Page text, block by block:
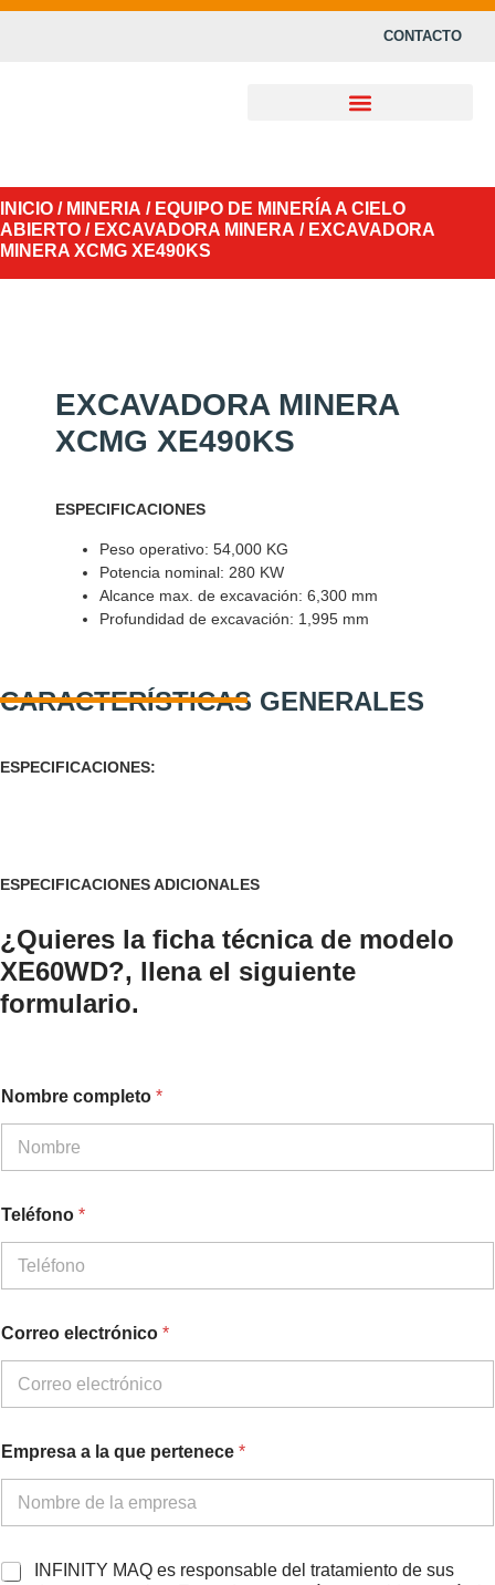
CONTACTO
INICIO / MINERIA / EQUIPO DE MINERÍA A CIELO
ABIERTO / EXCAVADORA MINERA / EXCAVADORA
MINERA XCMG XE490KS
EXCAVADORA MINERA
XCMG XE490KS
ESPECIFICACIONES
Peso operativo: 54,000 KG
Potencia nominal: 280 KW
Alcance max. de excavación: 6,300 mm
Profundidad de excavación: 1,995 mm
CARACTERÍSTICAS GENERALES
ESPECIFICACIONES:
ESPECIFICACIONES ADICIONALES
¿Quieres la ficha técnica de modelo
XE60WD?, llena el siguiente
formulario.
Nombre completo *
Teléfono *
Correo electrónico *
Empresa a la que pertenece *
A
INFINITY MAQ es responsable del tratamiento de sus